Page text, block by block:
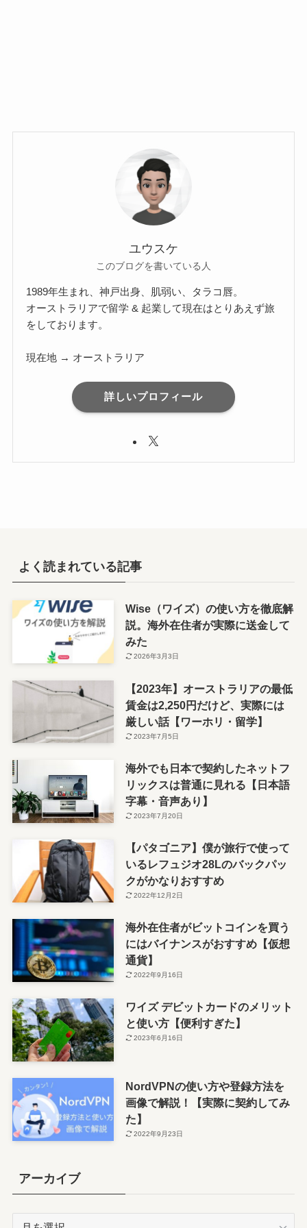
ユウスケ
このブログを書いている人
1989年生まれ、神戸出身、肌弱い、タラコ唇。
オーストラリアで留学 & 起業して現在はとりあえず旅
をしております。
現在地 → オーストラリア
詳しいプロフィール
よく読まれている記事
Wise（ワイズ）の使い方を徹底解
説。海外在住者が実際に送金して
みた
2026年3月3日
【2023年】オーストラリアの最低
賃金は2,250円だけど、実際には
厳しい話【ワーホリ・留学】
2023年7月5日
海外でも日本で契約したネットフ
リックスは普通に見れる【日本語
字幕・音声あり】
2023年7月20日
【パタゴニア】僕が旅行で使って
いるレフュジオ28Lのバックパッ
クがかなりおすすめ
2022年12月2日
海外在住者がビットコインを買う
にはバイナンスがおすすめ【仮想
通貨】
2022年9月16日
ワイズ デビットカードのメリット
と使い方【便利すぎた】
2023年6月16日
NordVPNの使い方や登録方法を
画像で解説！【実際に契約してみ
た】
2022年9月23日
アーカイブ